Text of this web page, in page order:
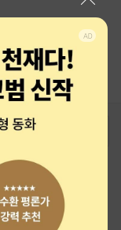
주문/배송
고샵 1566-4295